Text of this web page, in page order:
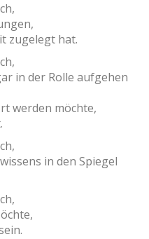
zugelegt hat.
in der Rolle aufgehen
werden möchte,
in den Spiegel